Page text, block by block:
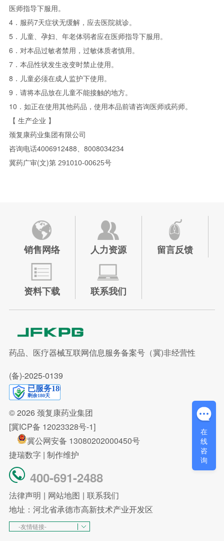
医师指导下服用。
4．服药7天症状无缓解，应去医院就诊。
5 ．儿童、孕妇、年老体弱者应在医师指导下服用。
6 ．对本品过敏者禁用，过敏体质者慎用。
7．本品性状发生改变时禁止使用。
8 ．儿童必须在成人监护下使用。
9 ．请将本品放在儿童不能接触的地方。
10 ．如正在使用其他药品，使用本品前请咨询医师或药师。
【 生产企业 】
颈复康药业集团有限公司
咨询电话4006912488、 8008034234
冀药广审(文)第 291010-00625号
销售网络 人力资源 留言反馈
资料下载 联系我们
药品、医疗器械互联网信息服务备案号（冀)非经营性
(备)-2025-0139
© 2026颈复康药业集团
[冀ICP备 12023328号-1]
冀公网安备 13080202000450号
捷瑞数字| 制作维护
400-691-2488
法律声明 | 网站地图 | 联系我们
地址：河北省承德市高新技术产业开发区
-友情链接-
在
线
咨
询